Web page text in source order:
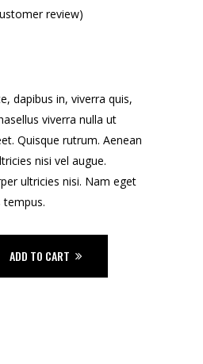
review)
dapibus in, viverra quis,
viverra nulla ut
Quisque rutrum. Aenean
nisi vel augue.
ultricies nisi. Nam eget
tempus.
ADD TO CART